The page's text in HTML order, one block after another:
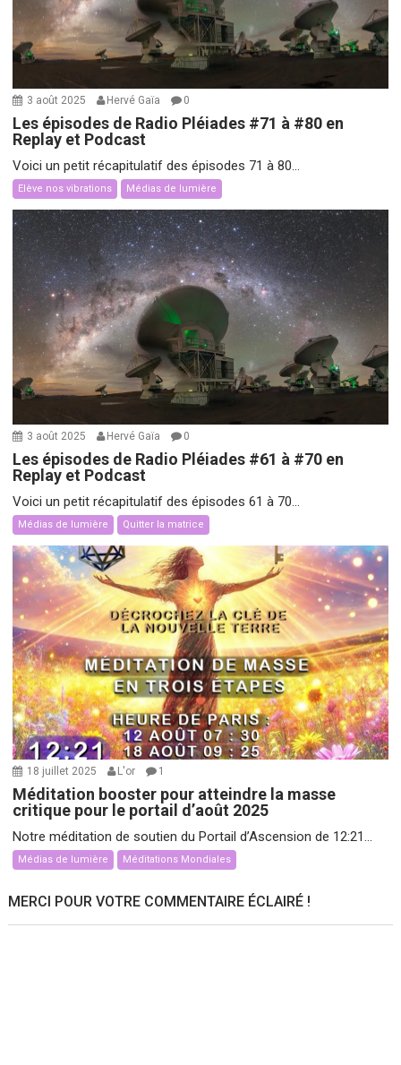
3 août 2025 Hervé Gaïa 0
Les épisodes de Radio Pléiades #71 à #80 en
Replay et Podcast
Voici un petit récapitulatif des épisodes 71 à 80...
Elève nos vibrations Médias de lumière
3 août 2025 Hervé Gaïa 0
Les épisodes de Radio Pléiades #61 à #70 en
Replay et Podcast
Voici un petit récapitulatif des épisodes 61 à 70...
Médias de lumière Quitter la matrice
18 juillet 2025 L'or 1
Méditation booster pour atteindre la masse
critique pour le portail d’août 2025
Notre méditation de soutien du Portail d’Ascension de 12:21...
Médias de lumière Méditations Mondiales
MERCI POUR VOTRE COMMENTAIRE ÉCLAIRÉ !